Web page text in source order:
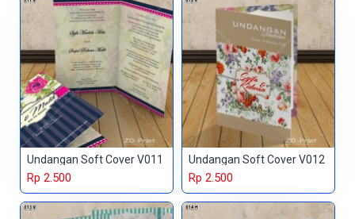
Undangan Soft Cover V011
Rp 2.500
Undangan Soft Cover V012
Rp 2.500